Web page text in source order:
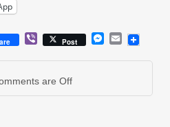
ViberPost Messenger
Email
are Off